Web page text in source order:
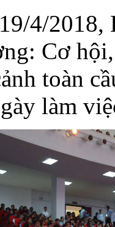
4/
Cơ
toàn
làm